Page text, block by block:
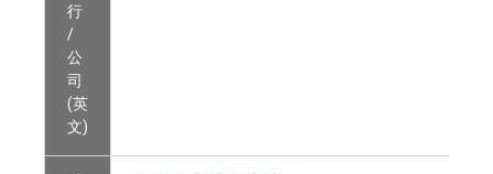
行
/
公
司
(英
文)